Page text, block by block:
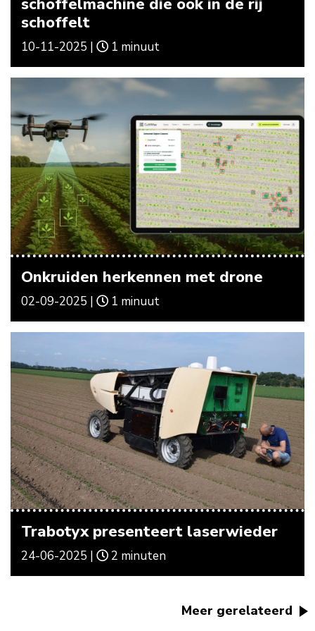
schoffelmachine die ook in de rij
schoffelt
10-11-2025 | 1 minuut
Onkruiden herkennen met drone
02-09-2025 | 1 minuut
Trabotyx presenteert laserwieder
24-06-2025 | 2 minuten
Meer gerelateerd